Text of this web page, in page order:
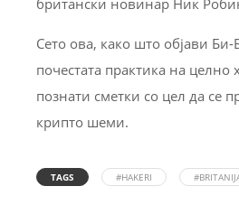
британски новинар Ник
Сето ова, како што објави
почестата практика на
познати сметки со цел да се
крипто шеми.
TAGS #HAKERI